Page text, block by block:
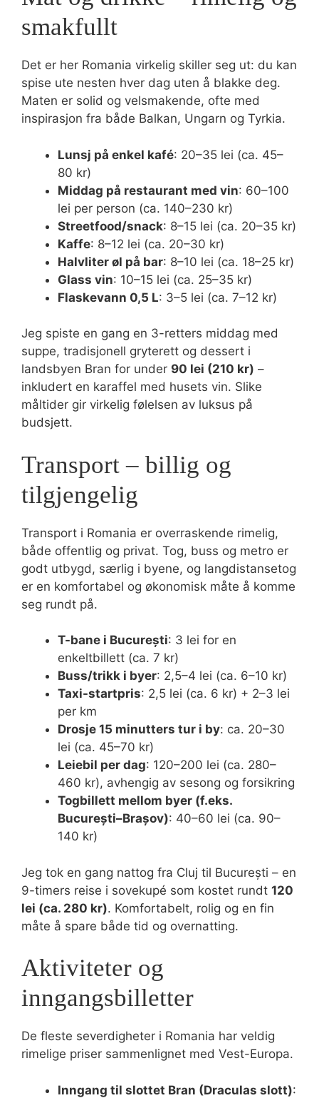
smakfullt
Det er her Romania virkelig skiller seg ut: du kan
spise ute nesten hver dag uten å blakke deg.
Maten er solid og velsmakende, ofte med
inspirasjon fra både Balkan, Ungarn og Tyrkia.
Lunsj på enkel kafé: 20–35 lei (ca. 45–
80 kr)
Middag på restaurant med vin: 60–100
lei per person (ca. 140–230 kr)
Streetfood/snack: 8–15 lei (ca. 20–35 kr)
Kaffe: 8–12 lei (ca. 20–30 kr)
Halvliter øl på bar: 8–10 lei (ca. 18–25 kr)
Glass vin: 10–15 lei (ca. 25–35 kr)
Flaskevann 0,5 L: 3–5 lei (ca. 7–12 kr)
Jeg spiste en gang en 3-retters middag med
suppe, tradisjonell gryterett og dessert i
landsbyen Bran for under 90 lei (210 kr) –
inkludert en karaffel med husets vin. Slike
måltider gir virkelig følelsen av luksus på
budsjett.
Transport – billig og
tilgjengelig
Transport i Romania er overraskende rimelig,
både offentlig og privat. Tog, buss og metro er
godt utbygd, særlig i byene, og langdistansetog
er en komfortabel og økonomisk måte å komme
seg rundt på.
T-bane i București: 3 lei for en
enkeltbillett (ca. 7 kr)
Buss/trikk i byer: 2,5–4 lei (ca. 6–10 kr)
Taxi-startpris: 2,5 lei (ca. 6 kr) + 2–3 lei
per km
Drosje 15 minutters tur i by: ca. 20–30
lei (ca. 45–70 kr)
Leiebil per dag: 120–200 lei (ca. 280–
460 kr), avhengig av sesong og forsikring
Togbillett mellom byer (f.eks.
București–Brașov): 40–60 lei (ca. 90–
140 kr)
Jeg tok en gang nattog fra Cluj til București – en
9-timers reise i sovekupé som kostet rundt 120
lei (ca. 280 kr). Komfortabelt, rolig og en fin
måte å spare både tid og overnatting.
Aktiviteter og
inngangsbilletter
De fleste severdigheter i Romania har veldig
rimelige priser sammenlignet med Vest-Europa.
Inngang til slottet Bran (Draculas slott):